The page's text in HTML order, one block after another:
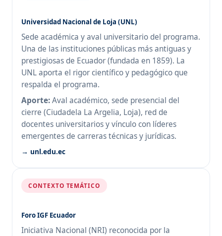
Universidad Nacional de Loja (UNL)
Sede académica y aval universitario del programa.
Una de las instituciones públicas más antiguas y
prestigiosas de Ecuador (fundada en 1859). La
UNL aporta el rigor científico y pedagógico que
respalda el programa.
Aporte:Aval académico, sede presencial del
cierre (Ciudadela La Argelia, Loja), red de
docentes universitarios y vínculo con líderes
emergentes de carreras técnicas y jurídicas.
→ unl.edu.ec
CONTEXTO TEMÁTICO
Foro IGF Ecuador
Iniciativa Nacional (NRI) reconocida por la